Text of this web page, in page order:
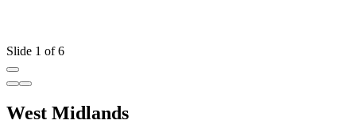
Slide 1 of 6
West Midlands